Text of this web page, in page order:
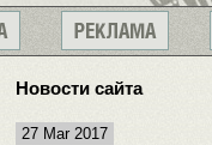
Новости сайта
27 Mar 2017